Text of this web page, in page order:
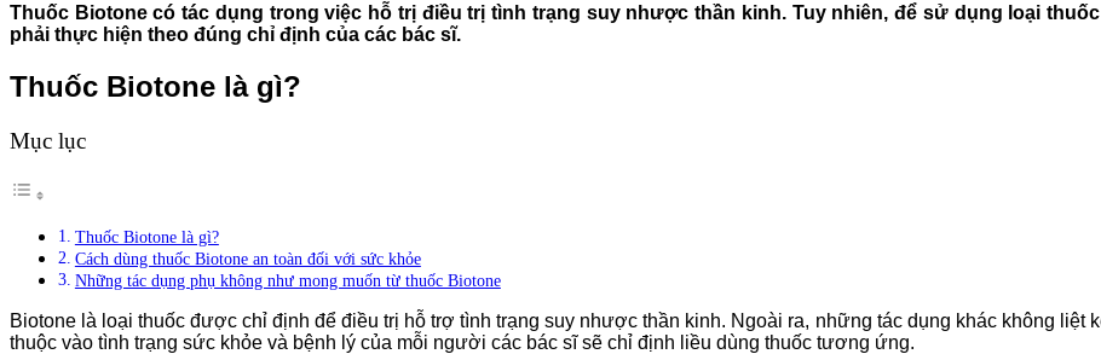
Thuốc Biotone có tác dụng trong việc hỗ trị điều trị tình trạng suy nhược thần kinh. Tuy nhiên, để sử dụng loại
phải thực hiện theo đúng chỉ định của các bác sĩ.
Thuốc Biotone là gì?
Mục lục
Thuốc Biotone là gì?
Cách dùng thuốc Biotone an toàn đối với sức khỏe
Những tác dụng phụ không như mong muốn từ thuốc Biotone
Biotone là loại thuốc được chỉ định để điều trị hỗ trợ tình trạng suy nhược thần kinh. Ngoài ra, những tác dụng khác không liệt
thuộc vào tình trạng sức khỏe và bệnh lý của mỗi người các bác sĩ sẽ chỉ định liều dùng thuốc tương ứng.